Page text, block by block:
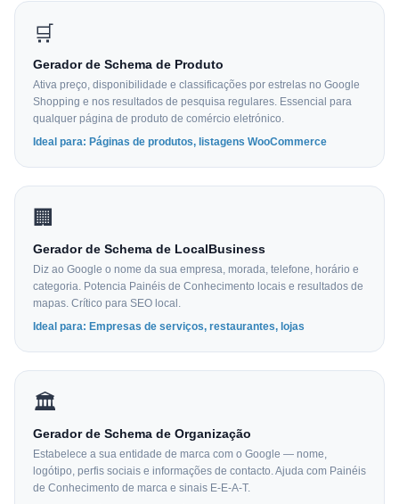
🛒
Gerador de Schema de Produto
Ativa preço, disponibilidade e classificações por estrelas no Google
Shopping e nos resultados de pesquisa regulares. Essencial para
qualquer página de produto de comércio eletrónico.
Ideal para: Páginas de produtos, listagens WooCommerce
🏢
Gerador de Schema de LocalBusiness
Diz ao Google o nome da sua empresa, morada, telefone, horário e
categoria. Potencia Painéis de Conhecimento locais e resultados de
mapas. Crítico para SEO local.
Ideal para: Empresas de serviços, restaurantes, lojas
🏛
Gerador de Schema de Organização
Estabelece a sua entidade de marca com o Google — nome,
logótipo, perfis sociais e informações de contacto. Ajuda com Painéis
de Conhecimento de marca e sinais E-E-A-T.